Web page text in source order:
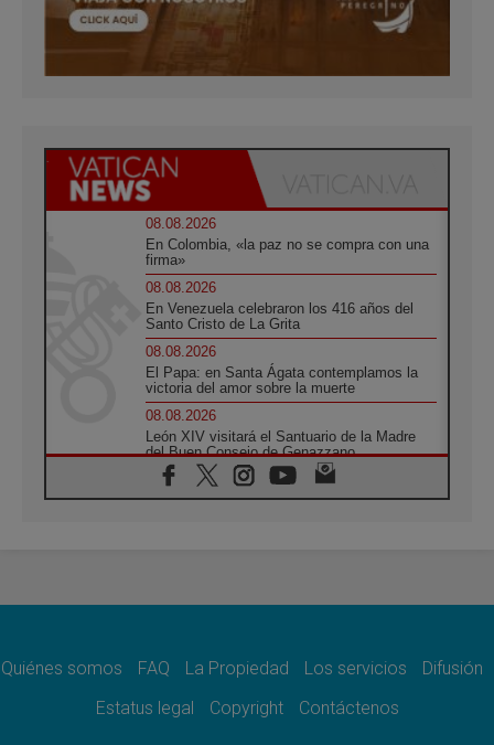
08.08.2026
En Colombia, «la paz no se compra con una
firma»
08.08.2026
En Venezuela celebraron los 416 años del
Santo Cristo de La Grita
08.08.2026
El Papa: en Santa Ágata contemplamos la
victoria del amor sobre la muerte
08.08.2026
León XIV visitará el Santuario de la Madre
del Buen Consejo de Genazzano
07.08.2026
Filipinas: el Vicariato Apostólico de Calapán
07.08.2026
07.08.2026
muertos en 300 días
Quiénes somos FAQ La Propiedad Los servicios
Difusión
Estatus legal
Copyright Contáctenos